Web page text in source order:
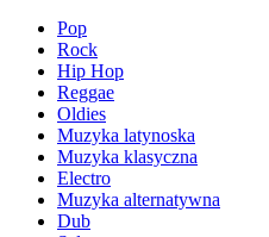
Pop
Rock
Hip Hop
Reggae
Oldies
Muzyka latynoska
Muzyka klasyczna
Electro
Muzyka alternatywna
Dub